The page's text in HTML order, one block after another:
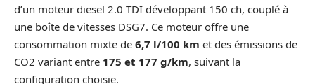
d’un moteur diesel 2.0 TDI développant 150 ch, couplé à
une boîte de vitesses DSG7. Ce moteur offre une
consommation mixte de 6,7 l/100 km et des émissions de
CO2 variant entre 175 et 177 g/km, suivant la
configuration choisie.